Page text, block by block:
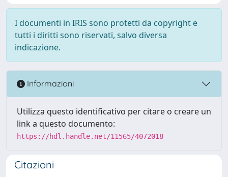
I documenti in IRIS sono protetti da copyright e
tutti i diritti sono riservati, salvo diversa
indicazione.
Informazioni
Utilizza questo identificativo per citare o creare un
link a questo documento:
https://hdl.handle.net/11565/4072018
Citazioni